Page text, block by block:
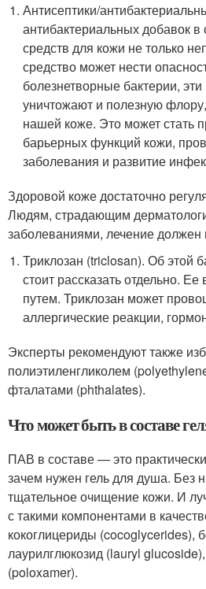
Антисептики/
антибактериальных добавок
средств для кожи не только
средство может нести
болезнетворные бактерии,
уничтожают и полезную
нашей коже. Это может стать
барьерных функций кожи,
заболевания и развитие
Здоровой коже достаточно
Людям, страдающим
заболеваниями, лечение должен
Триклозан (triclosan). Об этой
стоит рассказать отдельно.
путем. Триклозан может
аллергические реакции,
Эксперты рекомендуют также
полиэтиленгликолем
фталатами (phthalates).
Что может быть в составе
ПАВ в составе — это
зачем нужен гель для душа. Без
тщательное очищение кожи. И
с такими компонентами в
кокоглицериды (cocoglycerides),
лаурилглюкозид (lauryl
(poloxamer).